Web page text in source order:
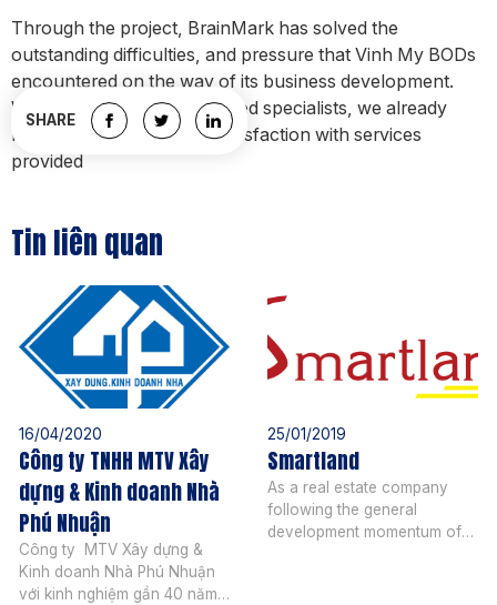
Through the project, BrainMark has solved the
outstanding difficulties, and pressure that Vinh My BODs
encountered on the way of its business development.
With BrainMark’s experienced specialists, we already
brought Vinh My a great satisfaction with services
provided
SHARE
Tin liên quan
16/04/2020
Công ty TNHH MTV Xây
dựng & Kinh doanh Nhà
Phú Nhuận
Công ty MTV Xây dựng &
Kinh doanh Nhà Phú Nhuận
với kinh nghiệm gần 40 năm
25/01/2019
Smartland
As a real estate company
following the general
development momentum of